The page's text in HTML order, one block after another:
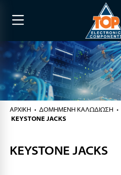
ΑΡΧΙΚΉ ΔΟΜΗΜΕΝΗ ΚΑΛΩΔΙΩΣΗ
KEYSTONE JACKS
KEYSTONE JACKS